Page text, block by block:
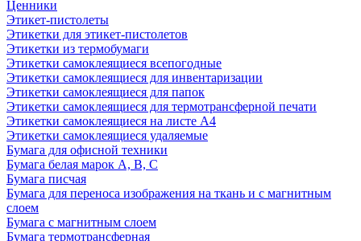
Ценники
Этикет-пистолеты
Этикетки для этикет-пистолетов
Этикетки из термобумаги
Этикетки самоклеящиеся всепогодные
Этикетки самоклеящиеся для инвентаризации
Этикетки самоклеящиеся для папок
Этикетки самоклеящиеся для термотрансферной печати
Этикетки самоклеящиеся на листе А4
Этикетки самоклеящиеся удаляемые
Бумага для офисной техники
Бумага белая марок А, В, С
Бумага писчая
Бумага для переноса изображения на ткань и с магнитным
слоем
Бумага с магнитным слоем
Бумага термотрансферная